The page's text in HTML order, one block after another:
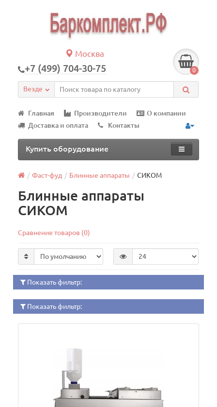
Москва
+7 (499) 704-30-75 0
Везде
Главная Производители
О компании
Доставка и оплата
Контакты
Купить оборудование
Фаст-фуд Блинные аппараты СИКОМ
Блинные аппараты
СИКОМ
Сравнение товаров (0)
Показать фильтр:
Показать фильтр: